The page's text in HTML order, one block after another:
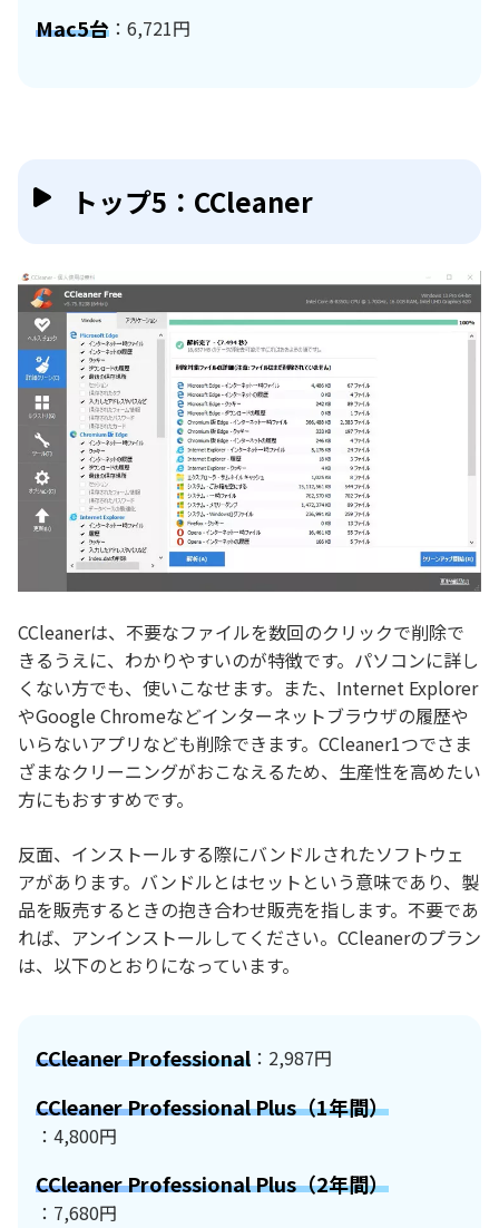
Mac5台 ：6,721円
トップ5：CCleaner
CCleanerは、不要なファイルを数回のクリックで削除で
きるうえに、わかりやすいのが特徴です。パソコンに詳し
くない方でも、使いこなせます。また、Internet Explorer
やGoogle Chromeなどインターネットブラウザの履歴や
いらないアプリなども削除できます。CCleaner1つでさま
ざまなクリーニングがおこなえるため、生産性を高めたい
方にもおすすめです。
反面、インストールする際にバンドルされたソフトウェ
アがあります。バンドルとはセットという意味であり、製
品を販売するときの抱き合わせ販売を指します。不要であ
れば、アンインストールしてください。CCleanerのプラン
は、以下のとおりになっています。
CCleaner Professional ：2,987円
CCleaner Professional Plus（1年間）
：4,800円
CCleaner Professional Plus（2年間）
：7,680円